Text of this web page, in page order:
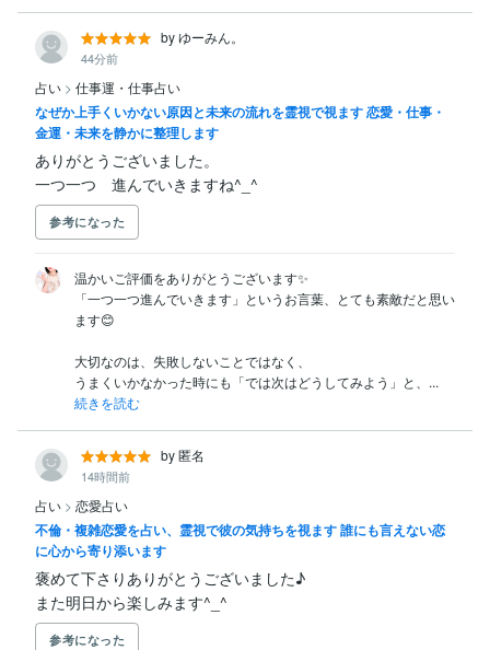
by ゆーみん。
44分前
占い > 仕事運・仕事占い
なぜか上手くいかない原因と未来の流れを霊視で視ます 恋愛・仕事・
金運・未来を静かに整理します
ありがとうございました。
一つ一つ　進んでいきますね^_^
参考になった
温かいご評価をありがとうございます✨
「一つ一つ進んでいきます」というお言葉、とても素敵だと思い
ます😊
大切なのは、失敗しないことではなく、
うまくいかなかった時にも「では次はどうしてみよう」と、...
続きを読む
by 匿名
14時間前
占い > 恋愛占い
不倫・複雑恋愛を占い、霊視で彼の気持ちを視ます 誰にも言えない恋
に心から寄り添います
褒めて下さりありがとうございました♪
また明日から楽しみます^_^
参考になった